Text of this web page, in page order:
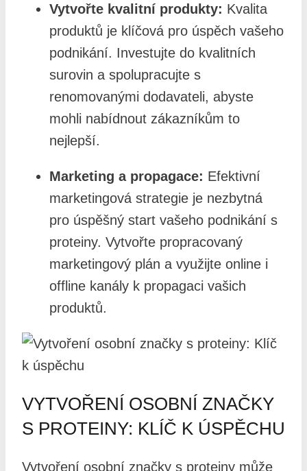
Vytvořte kvalitní produkty: Kvalita
produktů je klíčová pro úspěch vašeho
podnikání. Investujte do kvalitních
surovin a spolupracujte s
renomovanými dodavateli, abyste
mohli nabídnout zákazníkům to
nejlepší.
Marketing a propagace: Efektivní
marketingová strategie je nezbytná
pro úspěšný start vašeho podnikání s
proteiny. Vytvořte propracovaný
marketingový plán a využijte online i
offline kanály k propagaci vašich
produktů.
VYTVOŘENÍ OSOBNÍ ZNAČKY
S PROTEINY: KLÍČ K ÚSPĚCHU
Vytvoření osobní značky s proteiny může